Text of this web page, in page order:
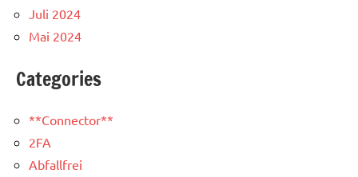
Juli 2024
Mai 2024
Categories
**Connector**
2FA
Abfallfrei